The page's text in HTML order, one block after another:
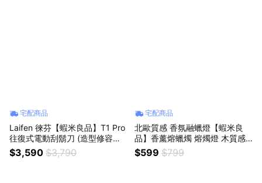
宅配商品
Laifen 徠芬【蝦米良品】T1 Pro
往復式電動刮鬍刀 (造型修容套
組) 鋁合金 智慧感應馬達 輕巧便
攜 Type-C快充 電鬍刀 全機防水
$3,590 $3,790
宅配商品
北歐質感 香氛融蠟燈【蝦米良
品】香薰熔蠟燭 熔燭燈 木質感
復古 融燭燈家用創意臺燈 插電
調光燭臺 進口質感橡木 聖誕節
$599 $799